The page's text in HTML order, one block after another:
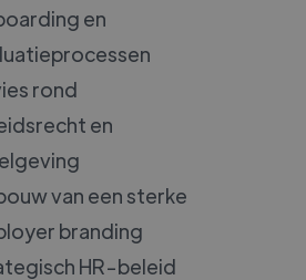
en
rond
en
van een sterke
branding
HR-beleid